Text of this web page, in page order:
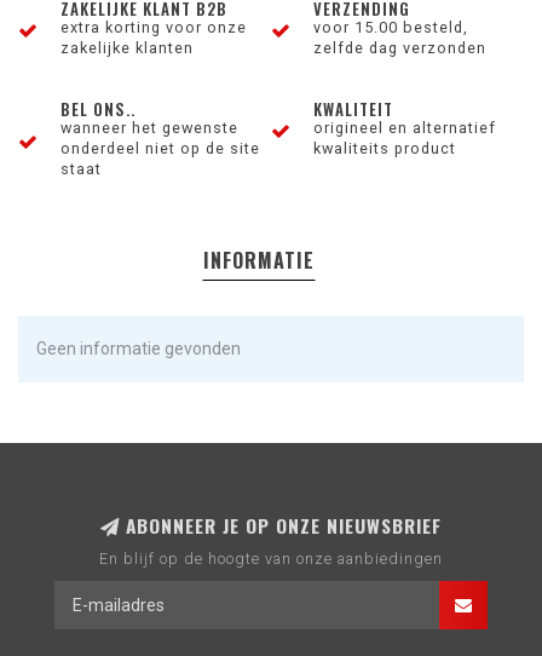
ZAKELIJKE KLANT B2B
extra korting voor onze
zakelijke klanten
VERZENDING
voor 15.00 besteld,
zelfde dag verzonden
BEL ONS..
wanneer het gewenste
onderdeel niet op de site
staat
KWALITEIT
origineel en alternatief
kwaliteits product
INFORMATIE
Geen informatie gevonden
ABONNEER JE OP ONZE NIEUWSBRIEF
En blijf op de hoogte van onze aanbiedingen